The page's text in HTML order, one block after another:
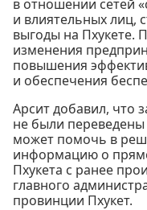
в отношении сетей
и влиятельных лиц,
выгоды на Пхукете.
изменения
повышения
и обеспечения
Арсит добавил, что
не были
может помочь в
информацию о
Пхукета с ранее
главного
провинции Пхукет.